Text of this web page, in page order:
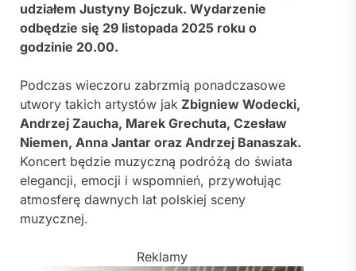
udziałem Justyny Bojczuk. Wydarzenie
odbędzie się 29 listopada 2025 roku o
godzinie 20.00.
Podczas wieczoru zabrzmią ponadczasowe
utwory takich artystów jak Zbigniew Wodecki,
Andrzej Zaucha, Marek Grechuta, Czesław
Niemen, Anna Jantar oraz Andrzej Banaszak.
Koncert będzie muzyczną podróżą do świata
elegancji, emocji i wspomnień, przywołując
atmosferę dawnych lat polskiej sceny
muzycznej.
Reklamy